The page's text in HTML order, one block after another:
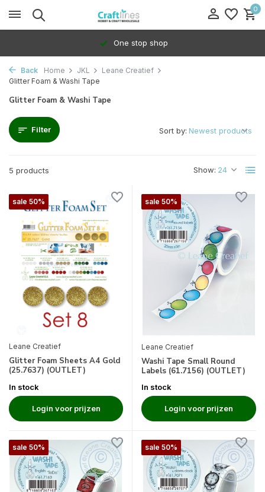
0
One stop shop
Back Home JKL
Leane Creatief
Glitter Foam & Washi Tape
Glitter Foam & Washi Tape
Filter
5 products Show:
Sort by:
sale 50%
Leane Creatief
Glitter Foam Sheets A4 Gold
(25.7637) (OUTLET)
In stock
Login voor prijzen
sale 50%
Leane Creatief
Washi Tape Small Round
Labels (61.7156) (OUTLET)
In stock
Login voor prijzen
sale 50% sale 50%